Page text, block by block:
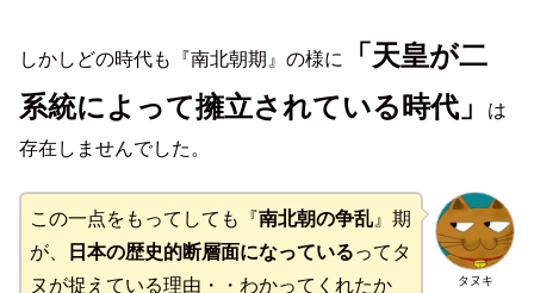
しかしどの時代も『南北朝期』の様に
「天皇が二
系統によって擁立されている時代」
は
存在しませんでした。
タヌキ
この一点をもってしても『南北朝の争乱 』期
が、
日本の歴史的断層面になっているってタ
ヌが捉えている理由・・わかってくれたか